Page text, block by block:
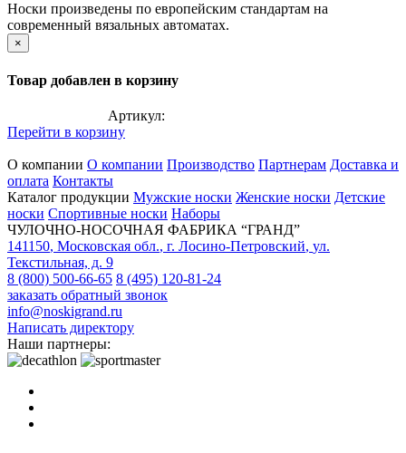
Носки произведены по европейским стандартам на
современный вязальных автоматах.
×
Товар добавлен в корзину
Артикул:
Перейти в корзину
О компании О компании Производство Партнерам Доставка и
оплата Контакты
Каталог продукции Мужские носки Женские носки Детские
носки Спортивные носки Наборы
ЧУЛОЧНО-НОСОЧНАЯ ФАБРИКА “ГРАНД”
141150, Московская обл., г. Лосино-Петровский, ул.
Текстильная, д. 9
8 (800) 500-66-65 8 (495) 120-81-24
заказать обратный звонок
info@noskigrand.ru
Написать директору
Наши партнеры: